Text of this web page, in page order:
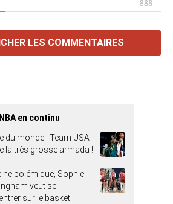
LES COMMENTAIRES
en continu
du monde : Team USA
la très grosse armada !
polémique, Sophie
veut se
sur le basket